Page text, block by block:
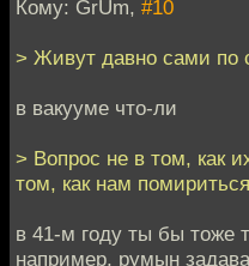
Кому: GrUm, #10
> Живут давно сами по
в вакууме что-ли
> Вопрос не в том, как
том, как нам
в 41-м году ты бы тоже
например, румын